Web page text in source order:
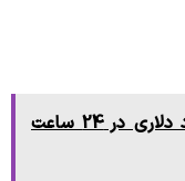
لیکویدی 1 میلیارد دلاری در 24 ساعت